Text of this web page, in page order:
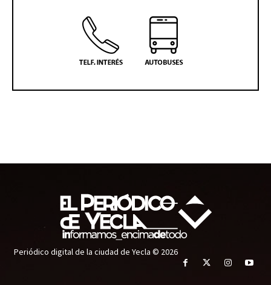
Periódico digital de la ciudad de Yecla © 2026